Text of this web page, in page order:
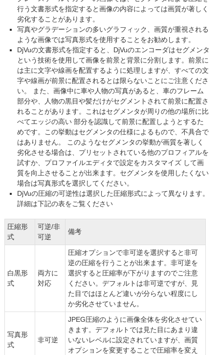
行う文書形式を指定すると画像の内容によっては画質が著しく
劣化することがあります。
写真やグラデーションの多いグラフィック、画質が重視される
ような画像では写真形式を使用することをお勧めします。
DjVuの文書形式を指定すると、DjVuのエンコーダはセグメンタ
という技術を使用して画像を前景と背景に分割します。前景に
は主に文字や線画を配置するように処理しますが、すべての文
字や線画が前景に配置されるとは限らないことにご注意くださ
い。 また、画像中に車や人物の写真があると、車のフレーム
部分や、人物の黒目や髪だけがセグメントされて前景に配置さ
れることがあります。これはセグメンタが周りの他の場所に比
べてエッジの高い 部分を認識して前景に配置しようとするた
めです。この挙動はセグメンタの仕様によるもので、不具合で
はありません。 このようなセグメンタの挙動が画質を著しく
劣化させる場合は、プリセットされている他のプロフィアルを
試すか、プロファイルエディタで設定をカスタマイズ して画
質を向上させることが出来ます。セグメンタを使用したくない
場合は写真形式を選択してください。
DjVuの圧縮の可逆性は選択した圧縮形式によって異なります。
詳細は下記の表をご覧ください
圧縮形
式
可逆/非
可逆
備考
白黒形
式
両方に
対応
圧縮オプションで非可逆を選択すると非可
逆の圧縮を行うことが出来ます。非可逆を
選択すると圧縮率が下がりますのでご注意
ください。デフォルトは非可逆ですが、見
た目ではほとんど違いが分らない程度にし
か劣化させていません。
写真形
式
非可逆
JPEG圧縮のように画像全体を劣化させてい
きます。デフォルトでは見た目にあまり違
いないレベルに設定されていますが、画質
オプションを変更することで圧縮率を変え